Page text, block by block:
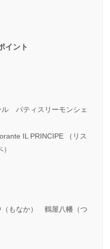
イント
パティスリーモンシェ
IL PRINCIPE （リス
もなか） 鶴屋八幡（つ